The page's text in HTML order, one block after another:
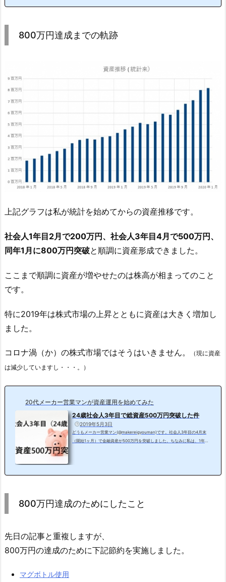
ちろん、こんなに調子がいいのは株式市場が上昇傾向にあるから。私の資産
800万円達成までの軌跡
上記グラフは私が統計を始めてからの資産推移です。
社会人1年目2月で200万円、社会人3年目4月で500万円、
同年1月に800万円突破と順調に資産形成できました。
ここまで順調に資産が増やせたのは株高が相まってのこと
です。
特に2019年は株式市場の上昇とともに資産は大きく増加し
ました。
コロナ渦（か）の株式市場ではそうはいきません。
（現に資産
は減少していますし・・・。）
20代メーカー営業マンが資産運用を始めてみた
24歳社会人3年目で総資産500万円突破した件
2019年5月3日
どうもメーカー営業マン(@makereigyouman)です。社会人3年目の4月末
（開始1ヶ月）で金融資産が500万円を突破しました。ちなみに私は、1年目
より一ヶ月遅れてしまいました。ちなみに、社会人1年目の2月末時点では総
800万円達成のためにしたこと
先日の記事と重複しますが、
800万円の達成のために下記節約を実施しました。
マグボトル使用